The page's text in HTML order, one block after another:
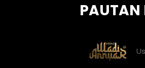
PAUTAN